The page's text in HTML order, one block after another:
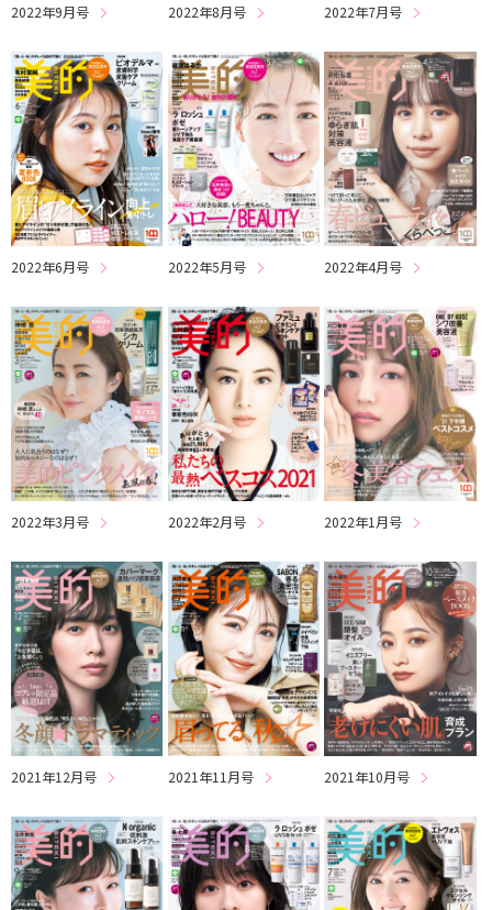
2022年9月号 2022年8月号 2022年7月号
2022年6月号 2022年5月号 2022年4月号
2022年3月号 2022年2月号 2022年1月号
2021年12月号 2021年11月号 2021年10月号